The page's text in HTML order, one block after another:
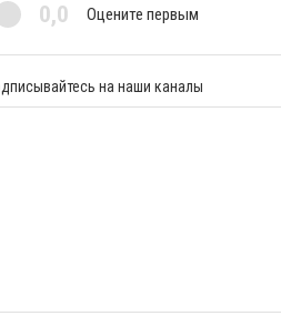
0,0 Оцените первым
на наши каналы